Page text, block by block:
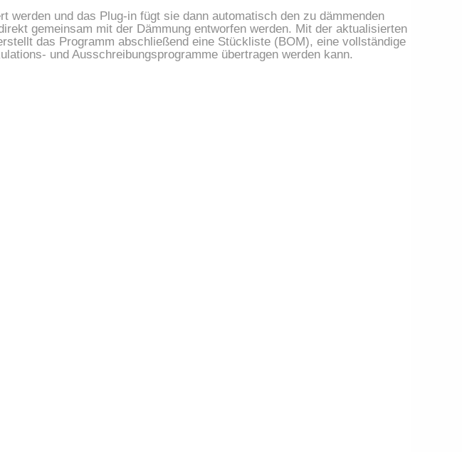
werden und das Plug-in fügt sie dann automatisch den zu dämmenden
gemeinsam mit der Dämmung entworfen werden. Mit der aktualisierten
das Programm abschließend eine Stückliste (BOM), eine vollständige
und Ausschreibungsprogramme übertragen werden kann.